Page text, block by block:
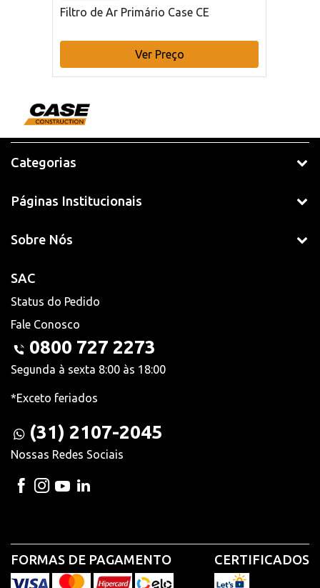
Filtro de Ar Primário Case CE
Ver Preço
Categorias
Páginas Institucionais
Sobre Nós
SAC
Status do Pedido
Fale Conosco
0800 727 2273
Segunda à sexta 8:00 às 18:00
*Exceto feriados
(31) 2107-2045
Nossas Redes Sociais
FORMAS DE PAGAMENTO CERTIFICADOS